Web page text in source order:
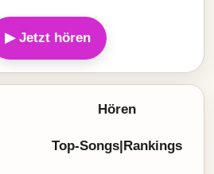
▶ Jetzt hören
Hören
Top-Songs|Rankings